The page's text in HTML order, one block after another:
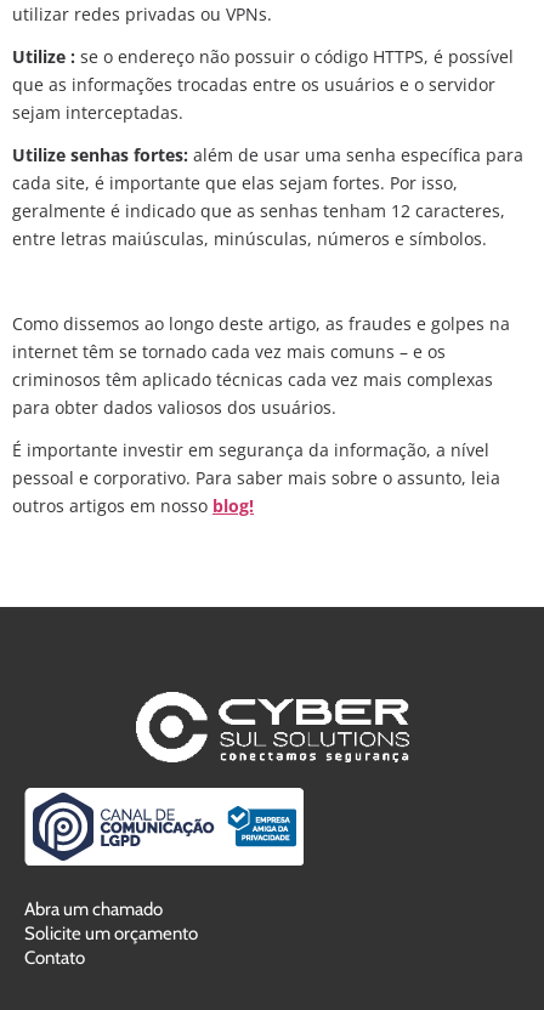
utilizar redes privadas ou VPNs.
Utilize : se o endereço não possuir o código HTTPS, é possível
que as informações trocadas entre os usuários e o servidor
sejam interceptadas.
Utilize senhas fortes: além de usar uma senha específica para
cada site, é importante que elas sejam fortes. Por isso,
geralmente é indicado que as senhas tenham 12 caracteres,
entre letras maiúsculas, minúsculas, números e símbolos.
Como dissemos ao longo deste artigo, as fraudes e golpes na
internet têm se tornado cada vez mais comuns – e os
criminosos têm aplicado técnicas cada vez mais complexas
para obter dados valiosos dos usuários.
É importante investir em segurança da informação, a nível
pessoal e corporativo. Para saber mais sobre o assunto, leia
outros artigos em nosso blog!
Abra um chamado
Solicite um orçamento
Contato